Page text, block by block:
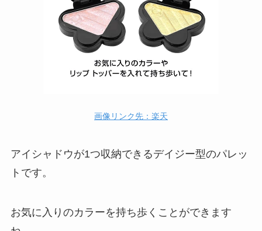
画像リンク先：楽天
アイシャドウが1つ収納できるデイジー型のパレッ
トです。
お気に入りのカラーを持ち歩くことができます